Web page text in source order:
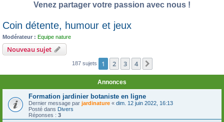
Venez partager votre passion avec nous !
Coin détente, humour et jeux
Modérateur : Equipe nature
Nouveau sujet
187 sujets 1 2 3 4
Annonces
Formation jardinier botaniste en ligne
Dernier message par jardinature « dim. 12 juin 2022, 16:13
Posté dans Divers
Réponses : 3